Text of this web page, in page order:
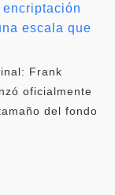
escala que
Frank
oficialmente
del fondo